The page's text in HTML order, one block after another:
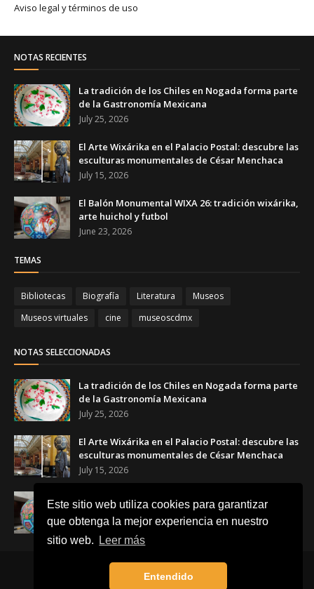
Este sitio web utiliza cookies para garantizar
que obtenga la mejor experiencia en nuestro
sitio web.
Leer más
Entendido
Aviso legal y términos de uso
NOTAS RECIENTES
La tradición de los Chiles en Nogada forma parte
de la Gastronomía Mexicana
July 25, 2026
El Arte Wixárika en el Palacio Postal: descubre las
esculturas monumentales de César Menchaca
July 15, 2026
El Balón Monumental WIXA 26: tradición wixárika,
arte huichol y futbol
June 23, 2026
TEMAS
Bibliotecas Biografía Literatura
Museos
Museos virtuales
cine museoscdmx
NOTAS SELECCIONADAS
La tradición de los Chiles en Nogada forma parte
de la Gastronomía Mexicana
July 25, 2026
El Arte Wixárika en el Palacio Postal: descubre las
esculturas monumentales de César Menchaca
July 15, 2026
El Balón Monumental WIXA 26: tradición wixárika,
arte huichol y futbol
June 23, 2026
Acerca de